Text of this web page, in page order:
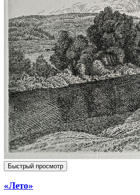
Быстрый просмотр
«Лето»